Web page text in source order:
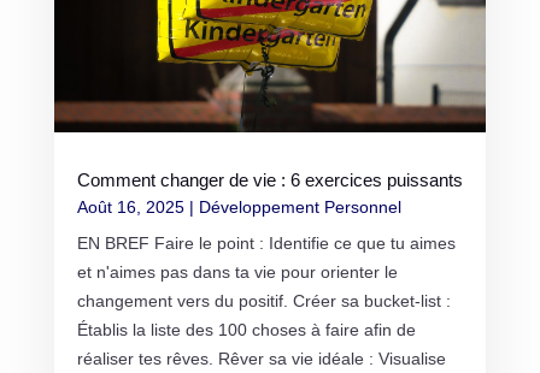
Comment changer de vie : 6 exercices puissants
Août 16, 2025| Développement Personnel
EN BREF Faire le point : Identifie ce que tu aimes
et n'aimes pas dans ta vie pour orienter le
changement vers du positif. Créer sa bucket-list :
Établis la liste des 100 choses à faire afin de
réaliser tes rêves. Rêver sa vie idéale : Visualise